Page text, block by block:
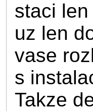
staci
uz len
vase
s
Takze